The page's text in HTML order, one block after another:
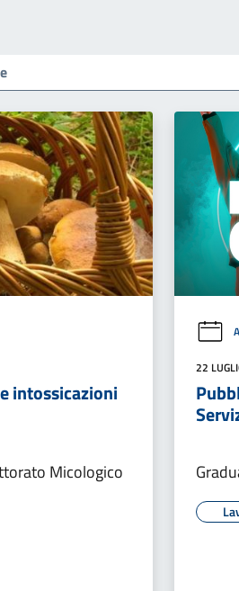
intossicazioni
Micologico
22